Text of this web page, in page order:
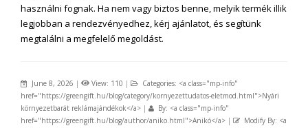
használni fognak. Ha nem vagy biztos benne, melyik termék illik
legjobban a rendezvényedhez, kérj ajánlatot, és segítünk
megtalálni a megfelelő megoldást.
June 8, 2026 | View: 110 |
Categories: <a class="mp-info"
href="https://greengift.hu/blog/category/kornyezettudatos-eletmod.html">Nyári
környezetbarát reklámajándékok</a> |
By: <a class="mp-info"
href="https://greengift.hu/blog/author/aniko.html">Anikó</a> |
Modify By: <a